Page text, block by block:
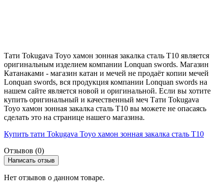
Тати Tokugava Toyo хамон зонная закалка сталь T10 является
оригинальным изделием компании Lonquan swords. Магазин
Катанаками - магазин катан и мечей не продаёт копии мечей
Lonquan swords, вся продукция компании Lonquan swords на
нашем сайте является новой и оригинальной. Если вы хотите
купить оригинальный и качественный меч Тати Tokugava
Toyo хамон зонная закалка сталь T10 вы можете не опасаясь
сделать это на странице нашего магазина.
Купить тати Tokugava Toyo хамон зонная закалка сталь T10
Отзывов (0)
Написать отзыв
Нет отзывов о данном товаре.